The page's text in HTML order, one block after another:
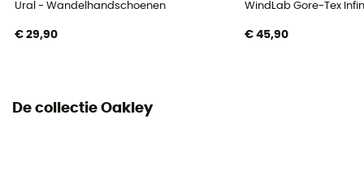
Ural - Wandelhandschoenen
€ 29,90
WindLab Gore-Tex
€ 45,90
De collectie Oakley